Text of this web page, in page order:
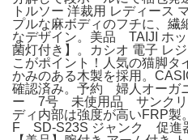
トルソー 洋裁用 レディース
プルな麻ボディのフチに、繊
なデザイン。美品 TAIJI ホ
菌灯付き】。カシオ 電子 レ
こがポイント！​人気の猫脚タ
かみのある木製を採用。
確認済み。予約 婦人オーガ
ー 7号 未使用品 サンクリ
ディ内部は強度が高いFRP
F SD-S23S ジャンク 促進